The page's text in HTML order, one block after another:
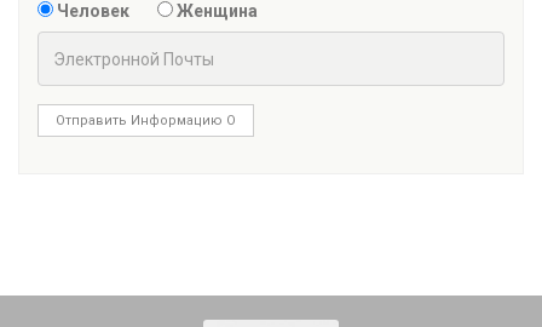
Человек Женщина
Отправить Информацию О